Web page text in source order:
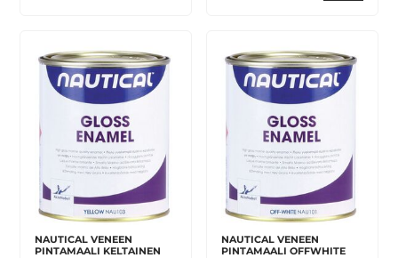
NAUTICAL VENEEN
PINTAMAALI KELTAINEN
NAUTICAL VENEEN
PINTAMAALI OFFWHITE